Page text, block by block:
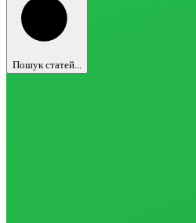
Пошук статей...